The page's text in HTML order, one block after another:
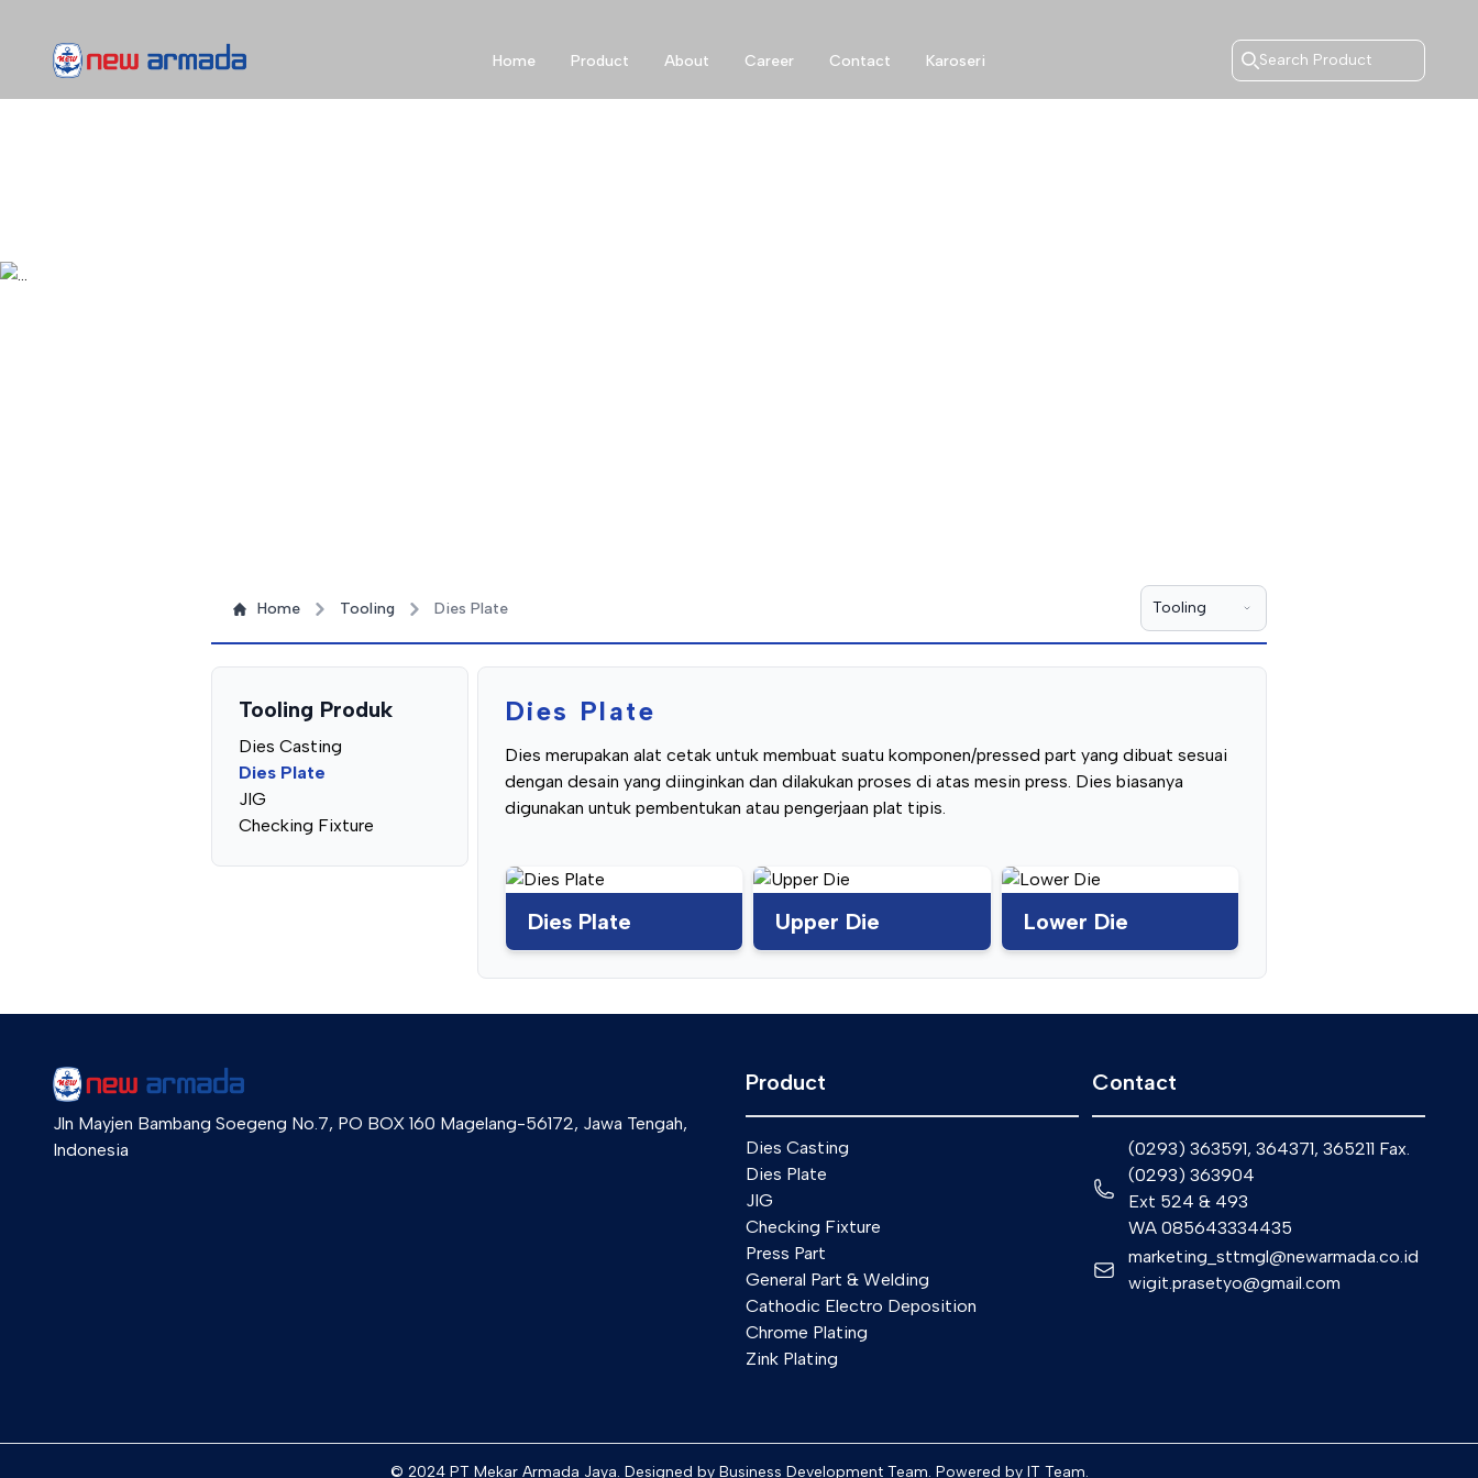
Search Product
Home Product About Career Contact Karoseri
Home Tooling Dies Plate
Tooling Produk
Dies Casting
Dies Plate
JIG
Checking Fixture
Dies Plate
Dies merupakan alat cetak untuk membuat suatu komponen/pressed part yang dibuat sesuai
dengan desain yang diinginkan dan dilakukan proses di atas mesin press. Dies biasanya
digunakan untuk pembentukan atau pengerjaan plat tipis.
Dies Plate Upper Die Lower Die
Jln Mayjen Bambang Soegeng No.7, PO BOX 160 Magelang-56172, Jawa Tengah,
Indonesia
Product
Dies Casting
Dies Plate
JIG
Checking Fixture
Press Part
General Part & Welding
Cathodic Electro Deposition
Chrome Plating
Zink Plating
Contact
(0293) 363591, 364371, 365211 Fax.
(0293) 363904
Ext 524 & 493
WA 085643334435
marketing_sttmgl@newarmada.co.id
wigit.prasetyo@gmail.com
© 2024 PT Mekar Armada Jaya. Designed by Business Development Team. Powered by IT Team.